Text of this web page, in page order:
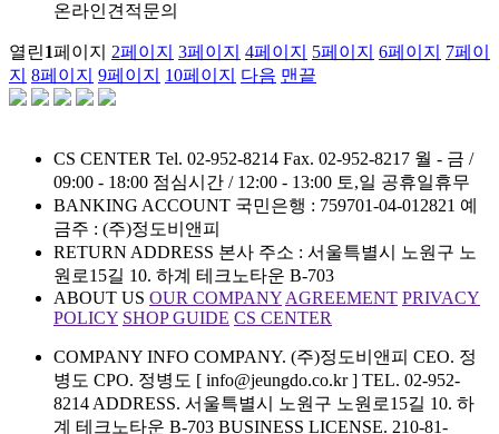
온라인견적문의
열린1페이지 2페이지 3페이지 4페이지 5페이지 6페이지 7페이
지 8페이지 9페이지 10페이지 다음 맨끝
CS CENTER Tel. 02-952-8214 Fax. 02-952-8217 월 - 금 /
09:00 - 18:00 점심시간 / 12:00 - 13:00 토,일 공휴일휴무
BANKING ACCOUNT 국민은행 : 759701-04-012821 예
금주 : (주)정도비앤피
RETURN ADDRESS 본사 주소 : 서울특별시 노원구 노
원로15길 10. 하계 테크노타운 B-703
ABOUT US OUR COMPANYAGREEMENT PRIVACY
POLICY SHOP GUIDE CS CENTER
COMPANY INFO COMPANY. (주)정도비앤피 CEO. 정
병도 CPO. 정병도 [ info@jeungdo.co.kr ] TEL. 02-952-
8214 ADDRESS. 서울특별시 노원구 노원로15길 10. 하
계 테크노타운 B-703 BUSINESS LICENSE. 210-81-